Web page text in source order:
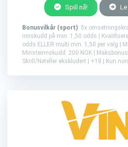
Spill nå!
Bonusvilkår (sport): 5x
innskudd på min. 1,50 odds |
odds ELLER multi min. 1,50 per valg |
Minsteinnskudd: 200 NOK |
Skrill/Neteller ekskludert | +18 | Kun